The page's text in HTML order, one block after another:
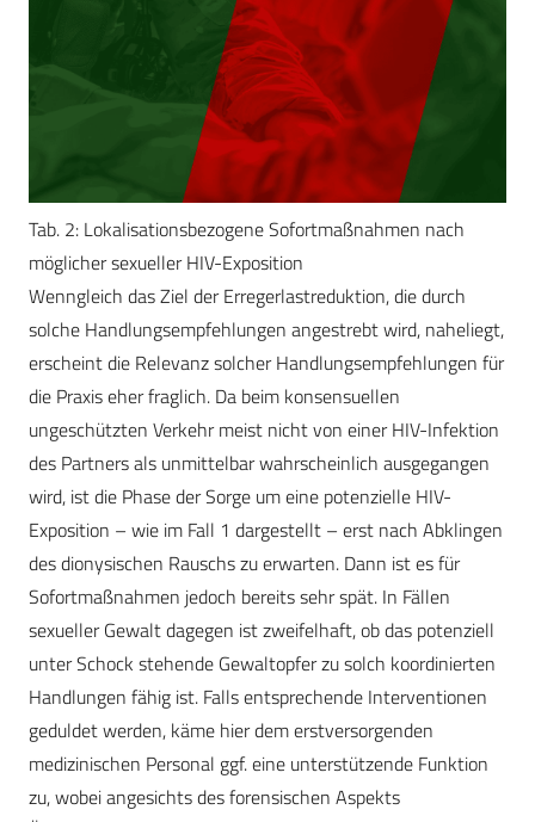
Tab. 2: Lokalisationsbezogene Sofortmaßnahmen nach
möglicher sexueller HIV-Exposition
Wenngleich das Ziel der Erregerlastreduktion, die durch
solche Handlungsempfehlungen angestrebt wird, naheliegt,
erscheint die Relevanz solcher Handlungsempfehlungen für
die Praxis eher fraglich. Da beim konsensuellen
ungeschützten Verkehr meist nicht von einer HIV-Infektion
des Partners als unmittelbar wahrscheinlich ausgegangen
wird, ist die Phase der Sorge um eine potenzielle HIV-
Exposition – wie im Fall 1 dargestellt – erst nach Abklingen
des dionysischen Rauschs zu erwarten. Dann ist es für
Sofortmaßnahmen jedoch bereits sehr spät. In Fällen
sexueller Gewalt dagegen ist zweifelhaft, ob das potenziell
unter Schock stehende Gewaltopfer zu solch koordinierten
Handlungen fähig ist. Falls entsprechende Interventionen
geduldet werden, käme hier dem erstversorgenden
medizinischen Personal ggf. eine unterstützende Funktion
zu, wobei angesichts des forensischen Aspekts